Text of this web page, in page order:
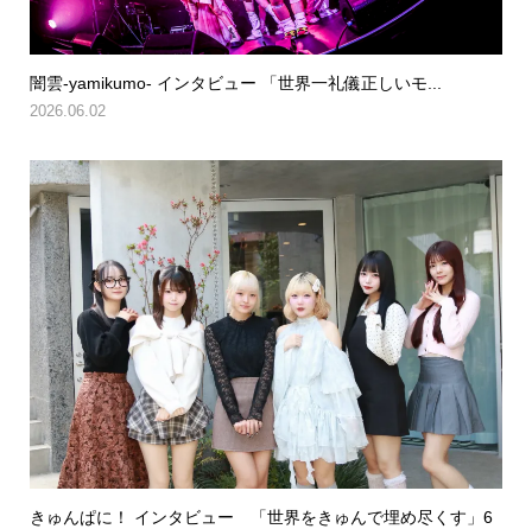
闇雲-yamikumo- インタビュー 「世界一礼儀正しいモ...
2026.06.02
きゅんぱに！ インタビュー 「世界をきゅんで埋め尽くす」6